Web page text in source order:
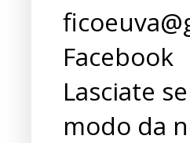
Facebook
Lasciate
modo da